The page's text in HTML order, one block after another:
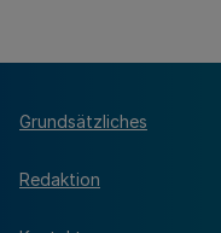
Grundsätzliches
Redaktion